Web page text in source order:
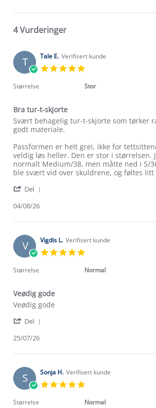
4 Vurderinger
T Tale E. Verifisert kunde
rating
Størrelse Stor
Bra tur-t-skjorte
Review
by
E.
on
4
Aug
review
stating
tur-
t-
skjorte
Svært behagelig tur-t-skjorte som tørker
godt materiale.
Passformen er helt grei, ikke for
veldig løs heller. Den er stor i størrelsen.
normalt Medium/38, men måtte ned i S/
ble svært vid over skuldrene, og føltes litt
Del
Tale
on
4
Aug
04/08/26
V Vigdis L. Verifisert kunde
rating
Størrelse Normal
Veødig gode
Review
Vigdis
on
Jul
review
Veødig
Veødig gode
Del
Vigdis
on
25
Jul
25/07/26
S Sonja H. Verifisert kunde
rating
Størrelse Normal